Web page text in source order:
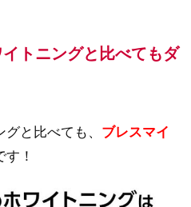
トニングと比べてもダ
と比べても、 ブレスマイ
す！